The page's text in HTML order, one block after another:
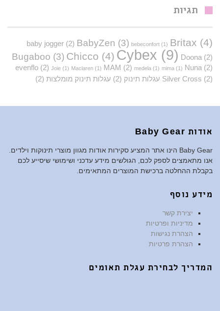
תגיות
baby jogger (2) BabyZen (3) bebeconfort (1) Britax (4)
Bugaboo (3) Chicco (4) Cybex (9) Doona (2)
evenflo (2) Joie (1) Maclaren (1) MAM (2) medela (1) mima (1) Nuna (2)
Silver Cross (2) עגלות תינוק (2) עגלות תינוק מומלצות (2)
אודות Baby Gear
Baby Gear הינו אתר המציע סקירות אודות מגוון מוצרי תינוקות וילדים.
אנו מתאמצים לספק לכם, הגולשים מידע עדכני ושימושי שיסייע לכם
בקבלת ההחלטה ברכישת המוצרים המתאימים.
מידע נוסף
יצירת קשר
מדיניות ופרטיות
הצהרת נגישות
הצהרת פרטיות
המדריך לבחירת עגלת תאומים